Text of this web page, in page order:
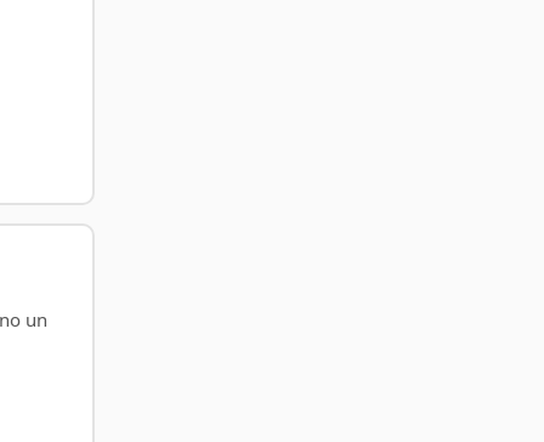
un